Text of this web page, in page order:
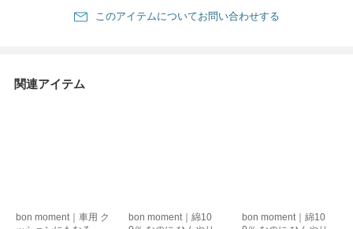
このアイテムについてお問い合わせする
関連アイテム
bon moment｜車用 ク
bon moment｜綿10
bon moment｜綿10